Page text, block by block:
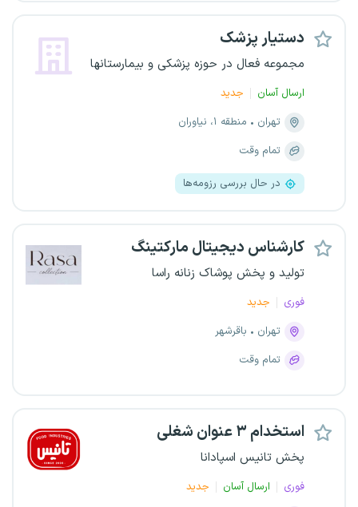
دستیار پزشک
مجموعه فعال در حوزه پزشکی و بیمارستانها
ارسال آسان
جدید
تهران
منطقه ۱، نیاوران
تمام وقت
در حال بررسی رزومه‌ها
کارشناس دیجیتال مارکتینگ
تولید و پخش پوشاک زنانه راسا
فوری
جدید
تهران
باقرشهر
تمام وقت
استخدام ۳ عنوان شغلی
پخش تانیس اسپادانا
فوری ارسال آسان
جدید